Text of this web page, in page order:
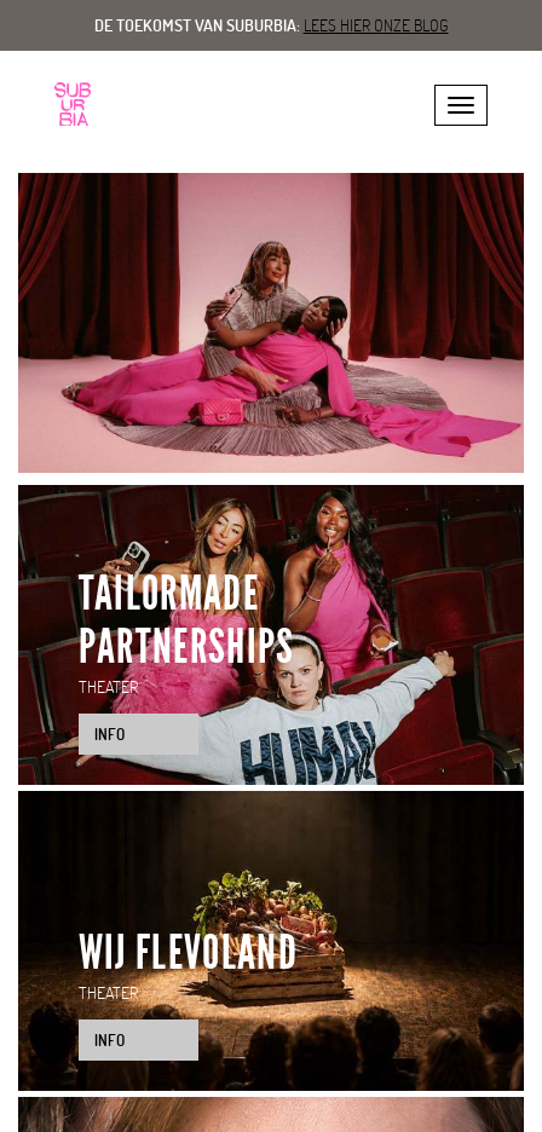
DE TOEKOMST VAN SUBURBIA: LEES HIER ONZE BLOG
Toggle
TAILORMADE
PARTNERSHIPS
THEATER
INFO
WIJ FLEVOLAND
THEATER
INFO